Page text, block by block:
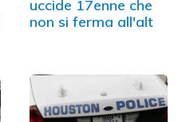
uccide 17enne che
non si ferma all'alt